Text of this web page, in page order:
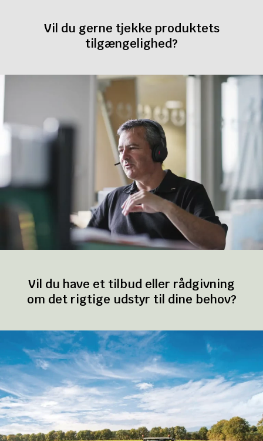
Vil du gerne tjekke produktets
tilgængelighed?
Vil du have et tilbud eller rådgivning
om det rigtige udstyr til dine behov?